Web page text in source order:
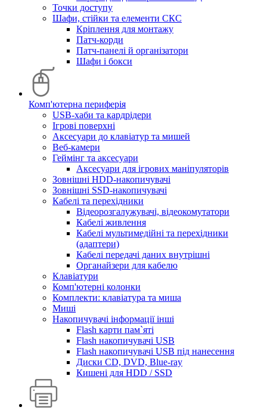
Точки доступу
Шафи, стійки та елементи СКС
Кріплення для монтажу
Патч-корди
Патч-панелі й організатори
Шафи і бокси
Комп'ютерна периферія
USB-хаби та кардрідери
Ігрові поверхні
Аксесуари до клавіатур та мишей
Веб-камери
Геймінг та аксесуари
Аксесуари для ігрових маніпуляторів
Зовнішні HDD-накопичувачі
Зовнішні SSD-накопичувачі
Кабелі та перехідники
Відеорозгалужувачі, відеокомутатори
Кабелі живлення
Кабелі мультимедійні та перехідники
(адаптери)
Кабелі передачі даних внутрішні
Органайзери для кабелю
Клавіатури
Комп'ютерні колонки
Комплекти: клавіатура та миша
Миші
Накопичувачі інформації інші
Flash карти пам`яті
Flash накопичувачі USB
Flash накопичувачі USB під нанесення
Диски CD, DVD, Blue-ray
Кишені для HDD / SSD